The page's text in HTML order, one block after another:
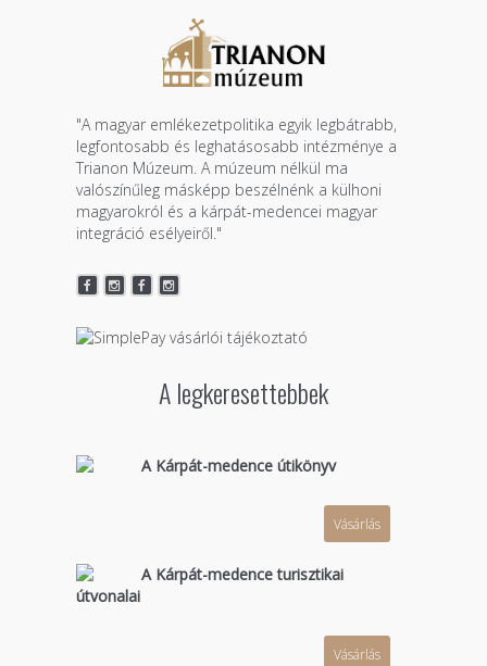
"A magyar emlékezetpolitika egyik legbátrabb,
legfontosabb és leghatásosabb intézménye a
Trianon Múzeum. A múzeum nélkül ma
valószínűleg másképp beszélnénk a külhoni
magyarokról és a kárpát-medencei magyar
integráció esélyeiről."
A legkeresettebbek
A Kárpát-medence útikönyv
Vásárlás
A Kárpát-medence turisztikai
útvonalai
Vásárlás